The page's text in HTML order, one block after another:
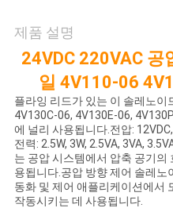
용
을
요
청
하
십
제품 설명
24VDC 220VAC 공
일 4V110-06
플라잉 리드가 있는 이 솔레노
4V130C-06, 4V130E-06,
에 널리 사용됩니다.전압:
전력: 2.5W, 3W, 2.5VA, 3VA,
는 공압 시스템에서 압축 공기
용됩니다.공압 방향 제어 솔레
동화 및 제어 애플리케이션에서
작동시키는 데 사용됩니다.